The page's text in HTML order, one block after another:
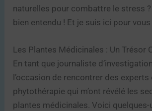
naturelles pour combattre le stress ?
bien entendu ! Et je suis ici pour
Les Plantes Médicinales : Un Trésor
En tant que journaliste
l’occasion de rencontrer des experts
phytothérapie qui m’ont révélé les
plantes médicinales. Voici quelques-